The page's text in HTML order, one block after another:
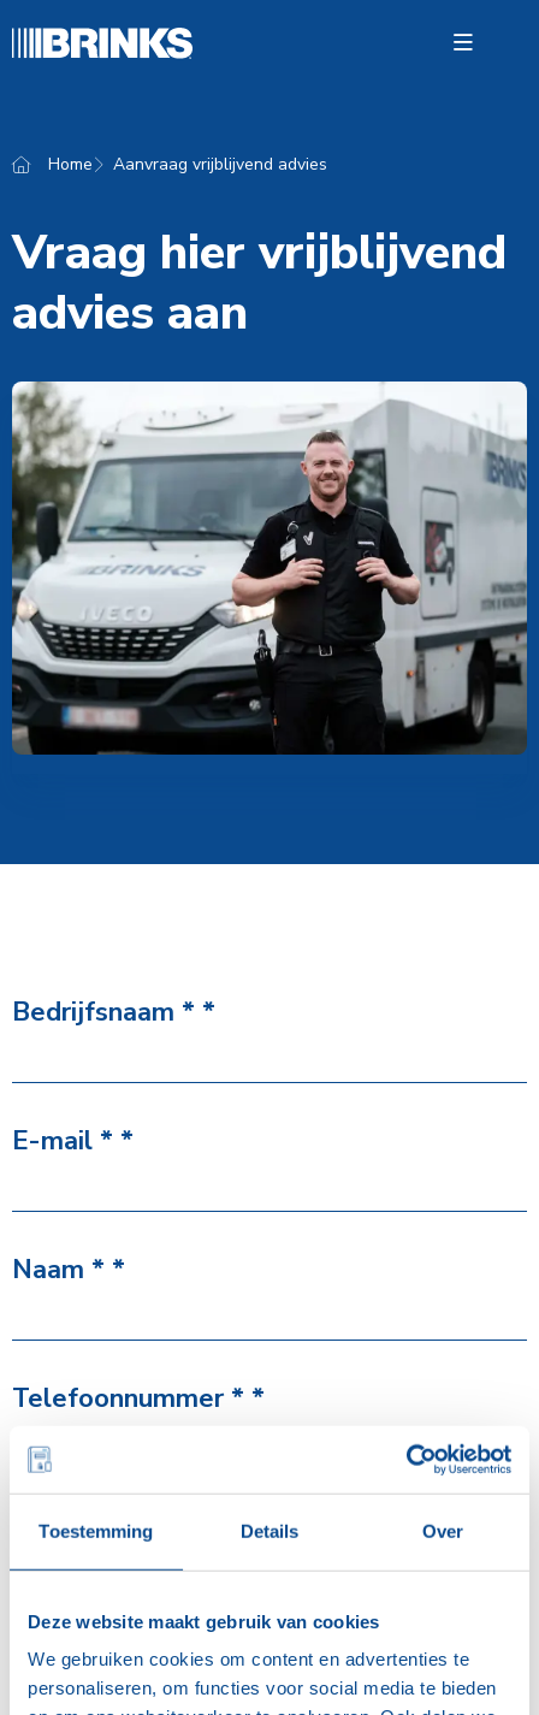
Toestemming Details Over
Deze website maakt gebruik van cookies
We gebruiken cookies om content en advertenties te
personaliseren, om functies voor social media te bieden
Open
Home Aanvraag vrijblijvend advies
Vraag hier vrijblijvend
advies aan
Bedrijfsnaam *
E-mail *
Naam *
Telefoonnummer *
Bedrijfsgegevens
Toestemming*
Ja, ik geef toestemming voor het opslaan en
verwerken van mijn gegevens